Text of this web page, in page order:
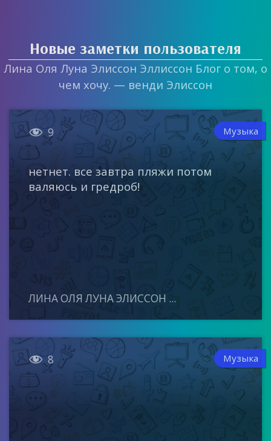
Новые заметки пользователя
Лина Оля Луна Элиссон Эллиссон Блог о том, о
чем хочу. — венди Элиссон
 9 Музыка
нетнет. все завтра пляжи потом
валяюсь и гредроб!
ЛИНА ОЛЯ ЛУНА ЭЛИССОН ...
 8 Музыка